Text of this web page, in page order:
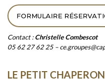
FORMULAIRE
Contact :Christelle Combescot
05 62 27 62 25 –
LE PETIT